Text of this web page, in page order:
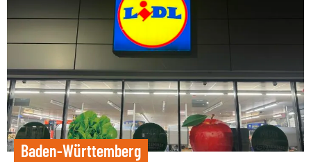
Baden-Württemberg